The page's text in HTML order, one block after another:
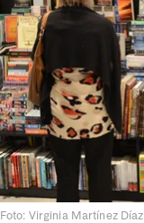
Foto: Virginia Martínez Díaz